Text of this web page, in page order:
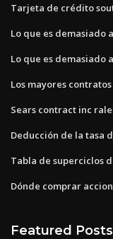
Tarjeta de crédito
Lo que es demasiado
Lo que es demasiado
Los mayores
Sears contract inc
Deducción de la tasa
Tabla de superciclos
Dónde comprar
Featured Posts